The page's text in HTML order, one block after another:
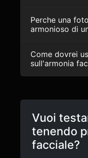
Perche una
armonioso di
Come dovrei
sull'armonia
Vuoi
tenendo
facciale?